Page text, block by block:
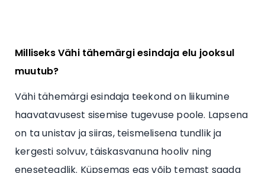
Milliseks Vähi tähemärgi esindaja elu jooksul
muutub?
Vähi tähemärgi esindaja teekond on liikumine
haavatavusest sisemise tugevuse poole. Lapsena
on ta unistav ja siiras, teismelisena tundlik ja
kergesti solvuv, täiskasvanuna hooliv ning
eneseteadlik. Küpsemas eas võib temast saada